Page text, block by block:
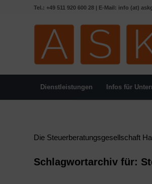
Tel.: +49 511 920 600 28 | E-Mail: info (at)
Dienstleistungen Infos für
Die Steuerberatungsgesellschaft
Schlagwortarchiv für: